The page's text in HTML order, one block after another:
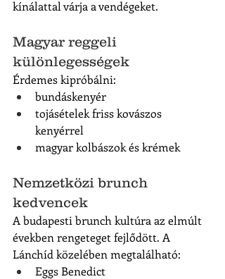
kínálattal várja a vendégeket.
Magyar reggeli
különlegességek
Érdemes kipróbálni:
bundáskenyér
tojásételek friss kovászos
kenyérrel
magyar kolbászok és krémek
Nemzetközi brunch
kedvencek
A budapesti brunch kultúra az elmúlt
években rengeteget fejlődött. A
Lánchíd közelében megtalálható:
Eggs Benedict